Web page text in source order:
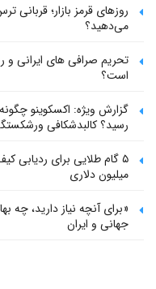
روزهای قرمز بازار؛ قربانی
می‌دهید؟
تحریم صرافی های ایرانی و
است؟
گزارش ویژه: اکسکوینو
رسید؟ کالبدشکافی
۵ گام طلایی برای
میلیون دلاری
«برای آنچه نیاز دارید، چه
جهانی و ایران